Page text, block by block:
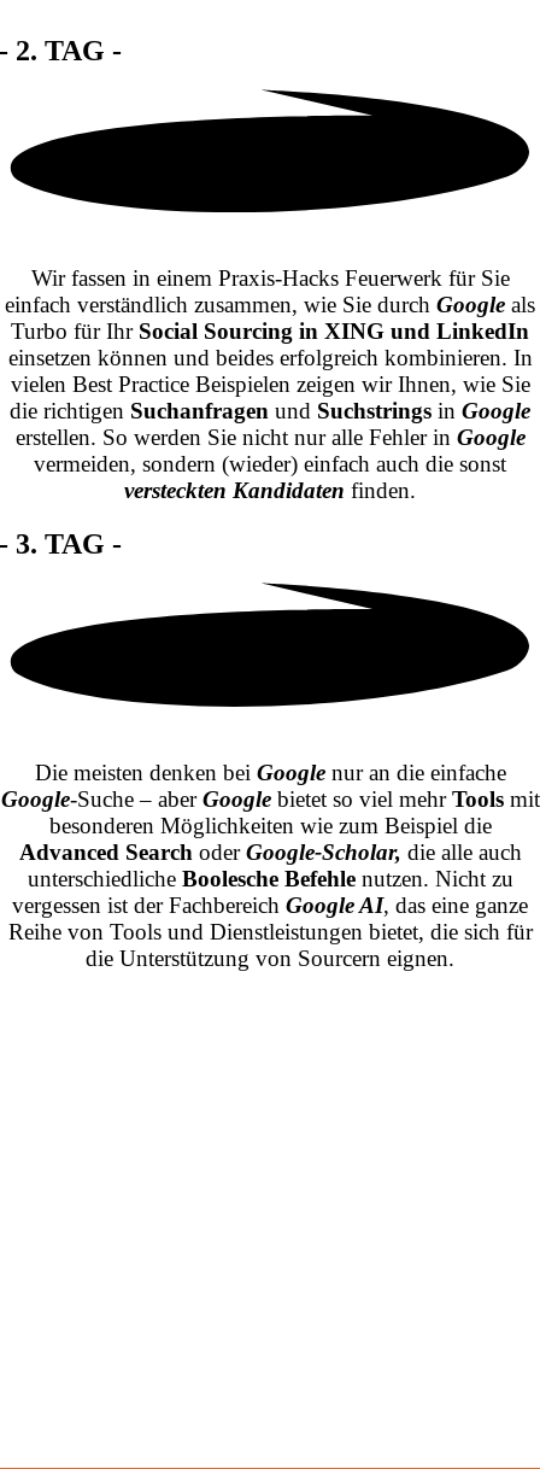
- 2. TAG -
Wir fassen in einem Praxis-Hacks Feuerwerk für Sie
einfach verständlich zusammen, wie Sie durch Google als
Turbo für Ihr Social Sourcing in XING und LinkedIn
einsetzen können und beides erfolgreich kombinieren. In
vielen Best Practice Beispielen zeigen wir Ihnen, wie Sie
die richtigen Suchanfragen und Suchstrings in Google
erstellen. So werden Sie nicht nur alle Fehler in Google
vermeiden, sondern (wieder) einfach auch die sonst
versteckten Kandidaten finden.
- 3. TAG -
Die meisten denken bei Googlenur an die einfache
Google-Suche – aberGooglebietet so viel mehrToolsmit
besonderen Möglichkeiten wie zum Beispiel die
Advanced SearchoderGoogle-Scholar, die alle auch
unterschiedliche Boolesche Befehlenutzen. Nicht zu
vergessen ist der Fachbereich Google AI, das eine ganze
Reihe von Tools und Dienstleistungen bietet, die sich für
die Unterstützung von Sourcern eignen.